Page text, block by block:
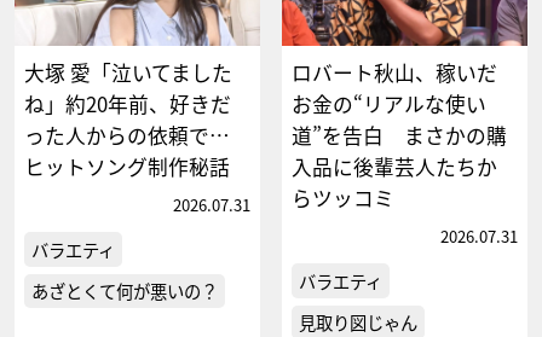
大塚 愛「泣いてました
ね」約20年前、好きだ
った人からの依頼で…
ヒットソング制作秘話
2026.07.31
バラエティ
あざとくて何が悪いの？
ロバート秋山、稼いだ
お金の“リアルな使い
道”を告白 まさかの購
入品に後輩芸人たちか
らツッコミ
2026.07.31
バラエティ
見取り図じゃん